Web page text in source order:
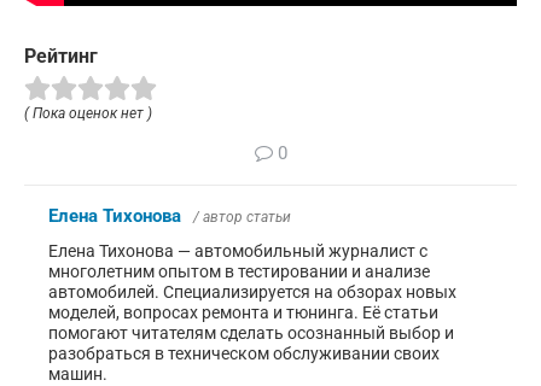
Рейтинг
( Пока оценок нет )
0
Елена Тихонова / автор статьи
Елена Тихонова — автомобильный журналист с
многолетним опытом в тестировании и анализе
автомобилей. Специализируется на обзорах новых
моделей, вопросах ремонта и тюнинга. Её статьи
помогают читателям сделать осознанный выбор и
разобраться в техническом обслуживании своих
машин.